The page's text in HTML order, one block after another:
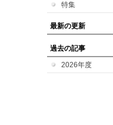
特集
最新の更新
過去の記事
2026年度